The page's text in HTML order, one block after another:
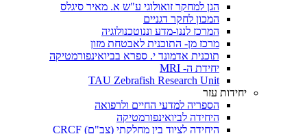
הגן למחקר זואולוגי ע"ש א. מאיר סיגלס
המכון לחקר דגניים
המרכז לננו-מדע וננוטכנולוגיה
מרכז מן- התוכנית לאבטחת מזון
תוכנית אדמונד י. ספרא בביואינפורמטיקה
יחידת ה- MRI
TAU Zebrafish Research Unit
יחידות עזר
הספריה למדעי החיים ולרפואה
היחידה לביואינפורמטיקה
היחידה לציוד בין מחלקתי (צב"ם) CRCF